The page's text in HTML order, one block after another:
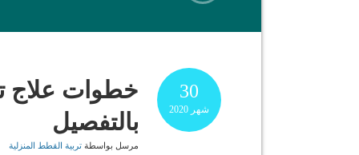
30
شهر 2020
خطوات علاج
بالتفصيل
مرسل بواسطة تربية القطط المنزلية